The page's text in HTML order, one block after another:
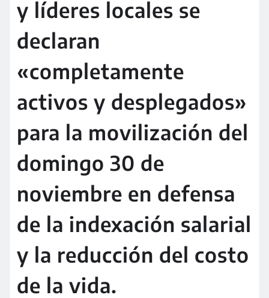
y líderes locales se
declaran
«completamente
activos y desplegados»
para la movilización del
domingo 30 de
noviembre en defensa
de la indexación salarial
y la reducción del costo
de la vida.